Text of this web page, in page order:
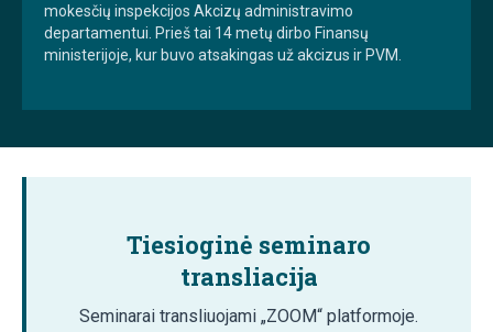
mokesčių inspekcijos Akcizų administravimo
departamentui. Prieš tai 14 metų dirbo Finansų
ministerijoje, kur buvo atsakingas už akcizus ir PVM.
Tiesioginė seminaro
transliacija
Seminarai transliuojami „ZOOM“ platformoje.